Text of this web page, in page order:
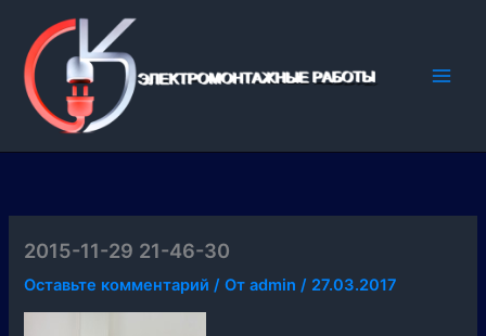
содержимому
2015-11-29 21-46-30
Оставьте комментарий / Отadmin/ 27.03.2017